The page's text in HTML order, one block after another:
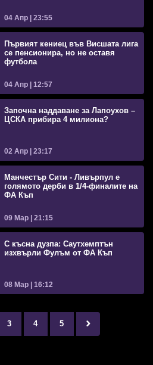
04 Апр | 23:55
Първият кениец във Висшата лига
се пенсионира, но не оставя
футбола
04 Апр | 12:57
Започна наддаване за Лапоухов –
ЦСКА прибира 4 милиона?
02 Апр | 23:17
Манчестър Сити - Ливърпул е
голямото дерби в 1/4-финалите на
ФА Къп
09 Мар | 21:15
С късна дузпа: Саутхемптън
изхвърли Фулъм от ФА Къп
08 Мар | 16:12
3 4 5